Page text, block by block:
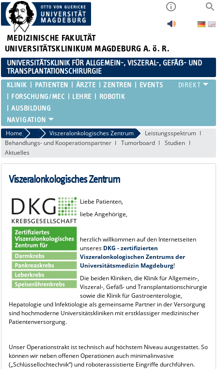
MEDIZINISCHE FAKULTÄT
UNIVERSITÄTSKLINIKUM MAGDEBURG A. ö. R.
UNIVERSITÄTSKLINIK FÜR ALLGEMEIN-, VISZERAL-, GEFÄẞ- UND
TRANSPLANTATIONSCHIRURGIE
KLINIK PATIENTEN ÄRZTE ZENTREN
EVENTS
FORSCHUNG/MEC
LEHRE
ROBOTIK
AUSBILDUNG
Home ZentrenViszeralonkologisches Zentrum
Leistungsspektrum
Behandlungs- und Kooperationspartner
Tumorboard
Studien
Aktuelles
Viszeralonkologisches Zentrum
Liebe Patienten,
liebe Angehörige,
herzlich willkommen auf den Internetseiten
unseresDKG - zertifizierten
Viszeralonkologischen Zentrums der
Universitätsmedizin Magdeburg!
Die beiden Kliniken, die Klinik für Allgemein-,
Viszeral-, Gefäß- und Transplantationschirurgie
sowie die Klinik für Gastroenterologie,
Hepatologie und Infektiologie als gemeinsame Partner in der Versorgung
sind hochmoderne Universitätskliniken mit erstklassiger medizinischer
Patientenversorgung.
Unser Operationstrakt ist technisch auf höchstem Niveau ausgestattet. So
können wir neben offenen Operationen auch minimalinvasive
(„Schlüssellochtechnik“) und roboterassistierte Eingriffe durchführen.